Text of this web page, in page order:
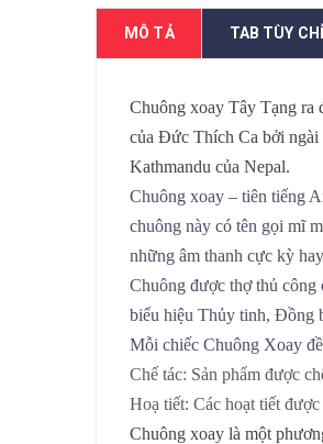
MÔ TẢ TAB TÙY
Chuông xoay Tây Tạng ra
của Đức Thích Ca bởi
Kathmandu của Nepal.
Chuông xoay – tiên tiếng
chuông này có tên gọi mĩ
những âm thanh cực kỳ
Chuông được thợ thủ công
biểu hiệu Thủy tinh, Đồng
Mỗi chiếc Chuông Xoay
Chế tác: Sản phẩm được
Hoạ tiết: Các hoạt tiết
Chuông xoay là một